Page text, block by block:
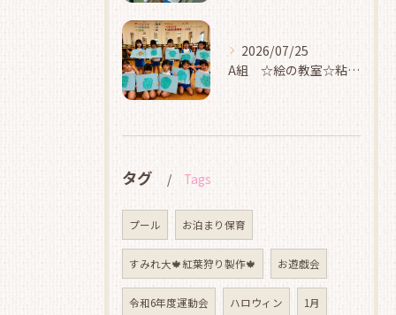
2026/07/25
A組 ☆絵の教室☆粘土☆
タグ Tags
プール お泊まり保育
すみれ大🍁紅葉狩り製作🍁 お遊戯会
令和6年度運動会 ハロウィン 1月